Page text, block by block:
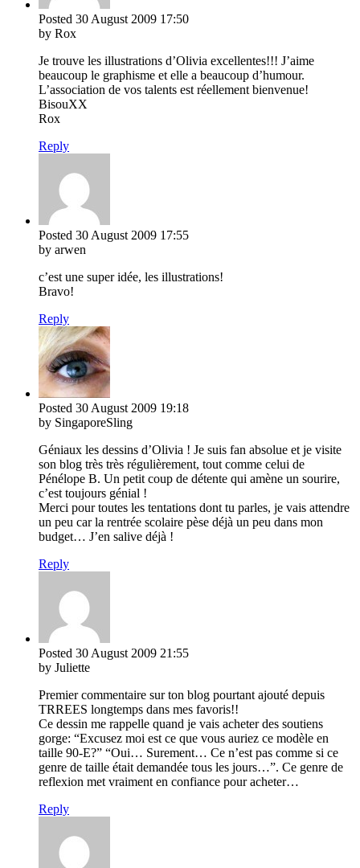
Posted 30 August 2009 17:50
by Rox
Je trouve les illustrations d’Olivia excellentes!!! J’aime
beaucoup le graphisme et elle a beaucoup d’humour.
L’association de vos talents est réellement bienvenue!
BisouXX
Rox
Reply
Posted 30 August 2009 17:55
by arwen
c’est une super idée, les illustrations!
Bravo!
Reply
Posted 30 August 2009 19:18
by SingaporeSling
Géniaux les dessins d’Olivia ! Je suis fan absolue et je visite
son blog très très régulièrement, tout comme celui de
Pénélope B. Un petit coup de détente qui amène un sourire,
c’est toujours génial !
Merci pour toutes les tentations dont tu parles, je vais attendre
un peu car la rentrée scolaire pèse déjà un peu dans mon
budget… J’en salive déjà !
Reply
Posted 30 August 2009 21:55
by Juliette
Premier commentaire sur ton blog pourtant ajouté depuis
TRREES longtemps dans mes favoris!!
Ce dessin me rappelle quand je vais acheter des soutiens
gorge: “Excusez moi est ce que vous auriez ce modèle en
taille 90-E?” “Oui… Surement… Ce n’est pas comme si ce
genre de taille était demandée tous les jours…”. Ce genre de
reflexion met vraiment en confiance pour acheter…
Reply